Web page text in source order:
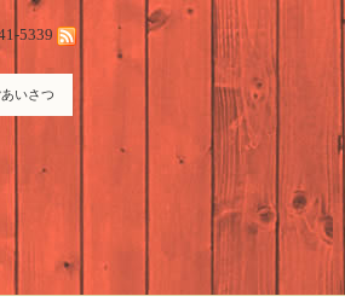
5339
あいさつ